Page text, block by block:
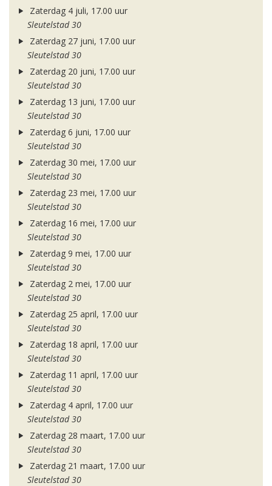
Zaterdag 4 juli, 17.00 uur
Sleutelstad 30
Zaterdag 27 juni, 17.00 uur
Sleutelstad 30
Zaterdag 20 juni, 17.00 uur
Sleutelstad 30
Zaterdag 13 juni, 17.00 uur
Sleutelstad 30
Zaterdag 6 juni, 17.00 uur
Sleutelstad 30
Zaterdag 30 mei, 17.00 uur
Sleutelstad 30
Zaterdag 23 mei, 17.00 uur
Sleutelstad 30
Zaterdag 16 mei, 17.00 uur
Sleutelstad 30
Zaterdag 9 mei, 17.00 uur
Sleutelstad 30
Zaterdag 2 mei, 17.00 uur
Sleutelstad 30
Zaterdag 25 april, 17.00 uur
Sleutelstad 30
Zaterdag 18 april, 17.00 uur
Sleutelstad 30
Zaterdag 11 april, 17.00 uur
Sleutelstad 30
Zaterdag 4 april, 17.00 uur
Sleutelstad 30
Zaterdag 28 maart, 17.00 uur
Sleutelstad 30
Zaterdag 21 maart, 17.00 uur
Sleutelstad 30